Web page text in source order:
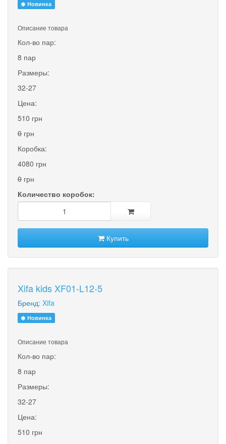
Новинка
Описание товара
Кол-во пар:
8 пар
Размеры:
32-27
Цена:
510 грн
0 грн
Коробка:
4080 грн
0 грн
Количество коробок:
Купить
Xifa kids XF01-L12-5
Бренд: Xifa
Новинка
Описание товара
Кол-во пар:
8 пар
Размеры:
32-27
Цена:
510 грн